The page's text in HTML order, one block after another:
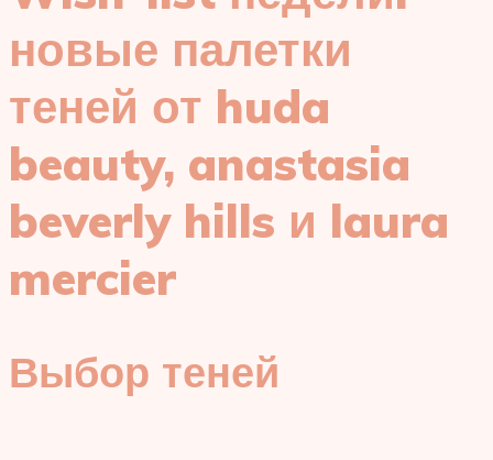
новые палетки
теней от huda
beauty, anastasia
beverly hills и laura
mercier
Выбор теней